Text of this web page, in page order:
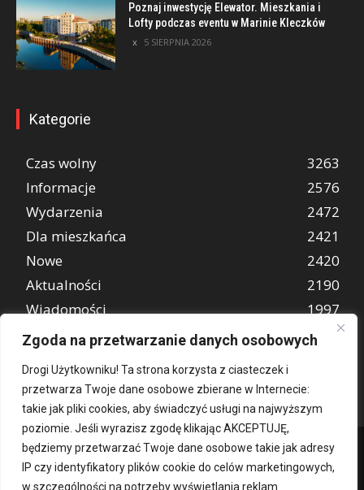
Zgoda na przetwarzanie danych osobowych
Drogi Użytkowniku! Ta strona korzysta z ciasteczek i
przetwarza Twoje dane osobowe zbierane w Internecie:
takie jak pliki cookies, aby świadczyć usługi na najwyższym
poziomie. Jeśli wyrazisz zgodę klikając AKCEPTUJĘ,
będziemy przetwarzać Twoje dane osobowe takie jak adresy
IP czy identyfikatory plików cookie do celów marketingowych,
w szczególności na potrzeby wyświetlania reklam
Poznaj inwestycję Elewator. Mieszkania i
Lofty podczas eventu w Marinie Kleczków
5 SIERPNIA 2026
Kategorie
Czas wolny
3263
Informacje
2576
Wydarzenia
2472
Dla mieszkańca
2421
Nowe
2420
Aktualności
2190
Wiadomości
1997
REKLAMA
849